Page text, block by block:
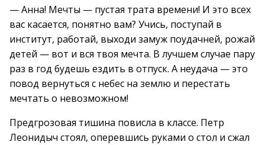
— Анна! Мечты — пустая трата времени! И это всех
вас касается, понятно вам? Учись, поступай в
институт, работай, выходи замуж поудачней, рожай
детей — вот и вся твоя мечта. В лучшем случае пару
раз в год будешь ездить в отпуск. А неудача — это
повод вернуться с небес на землю и перестать
мечтать о невозможном!
Предгрозовая тишина повисла в классе. Петр
Леонидыч стоял, оперевшись руками о стол и сжал